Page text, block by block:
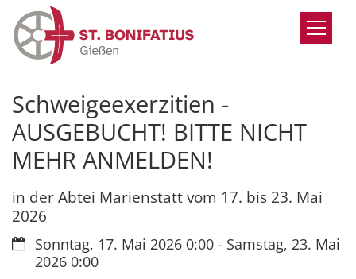
Zum Inhalt springen
Schweigeexerzitien -
AUSGEBUCHT! BITTE NICHT
MEHR ANMELDEN!
in der Abtei Marienstatt vom 17. bis 23. Mai
2026
Datum:Sonntag, 17. Mai 2026 0:00 - Samstag, 23. Mai
2026 0:00